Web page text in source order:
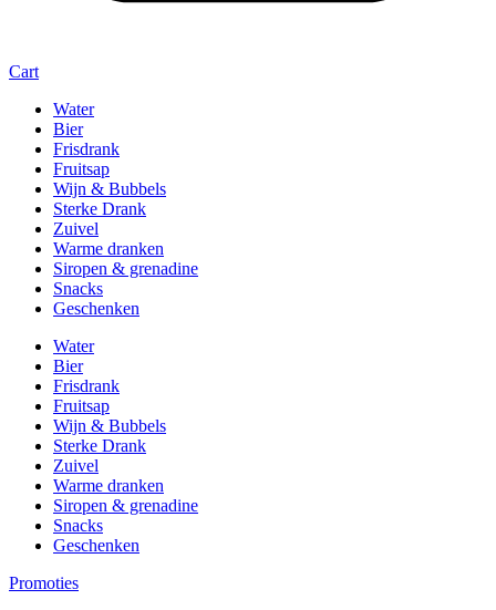
Cart
Water
Bier
Frisdrank
Fruitsap
Wijn & Bubbels
Sterke Drank
Zuivel
Warme dranken
Siropen & grenadine
Snacks
Geschenken
Water
Bier
Frisdrank
Fruitsap
Wijn & Bubbels
Sterke Drank
Zuivel
Warme dranken
Siropen & grenadine
Snacks
Geschenken
Promoties